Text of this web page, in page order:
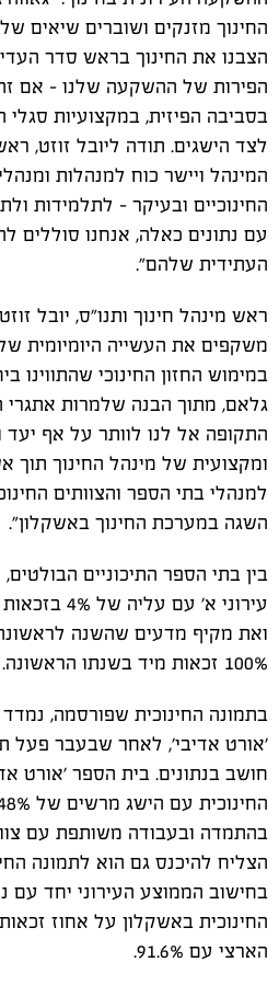
החינוך מזנקים ושוברים שיאים
הצבנו את החינוך בראש סדר
הפירות של ההשקעה שלנו – אם זה
בסביבה הפיזית, במקצועיות סגלי
לצד הישגים. תודה ליובל זוזט,
המינהל ויישר כוח למנהלות
החינוכיים ובעיקר - לתלמידות
עם נתונים כאלה, אנחנו סוללים
העתידית שלהם".
ראש מינהל חינוך ותנו"ס, יובל
משקפים את העשייה היומיומית של
במימוש החזון החינוכי
גלאם, מתוך הבנה שלמרות אתגרי
התקופה אל לנו לוותר על אף
ומקצועית של מינהל החינוך
למנהלי בתי הספר והצוותים
השגה במערכת החינוך באשקלון".
בין בתי הספר התיכוניים
ואת מקיף מדעים שהשנה
100% זכאות מיד בשנתו הראשונה.
בתמונה החינוכית שפורסמה,
׳אורט אדיבי׳, לאחר שבעבר
חושב בנתונים. בית הספר ׳אורט
בהתמדה ובעבודה משותפת עם
הצליח להיכנס גם הוא לתמונה
בחישוב הממוצע העירוני יחד עם
החינוכית באשקלון על אחוז
הארצי עם 91.6%.